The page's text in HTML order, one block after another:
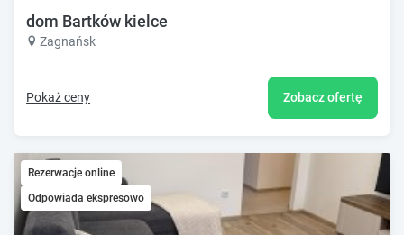
dom Bartków kielce
Zagnańsk
Pokaż ceny Zobacz ofertę
Rezerwacje online
Odpowiada ekspresowo